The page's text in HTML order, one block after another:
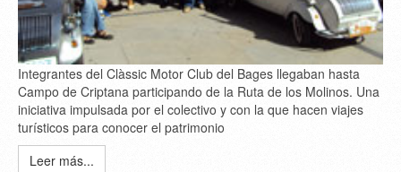
Integrantes del Clàssic Motor Club del Bages llegaban hasta
Campo de Criptana participando de la Ruta de los Molinos. Una
iniciativa impulsada por el colectivo y con la que hacen viajes
turísticos para conocer el patrimonio
Leer más...